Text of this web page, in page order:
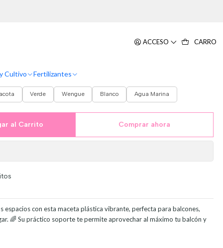
ACCESO CARRO
Cultivo Fertilizantes
Soporte Balcón Más plato
Verde Wengue Blanco Agua Marina
al Carrito Comprar ahora
espacios con esta maceta plástica vibrante, perfecta para balcones,
🌈 Su práctico soporte te permite aprovechar al máximo tu balcón y